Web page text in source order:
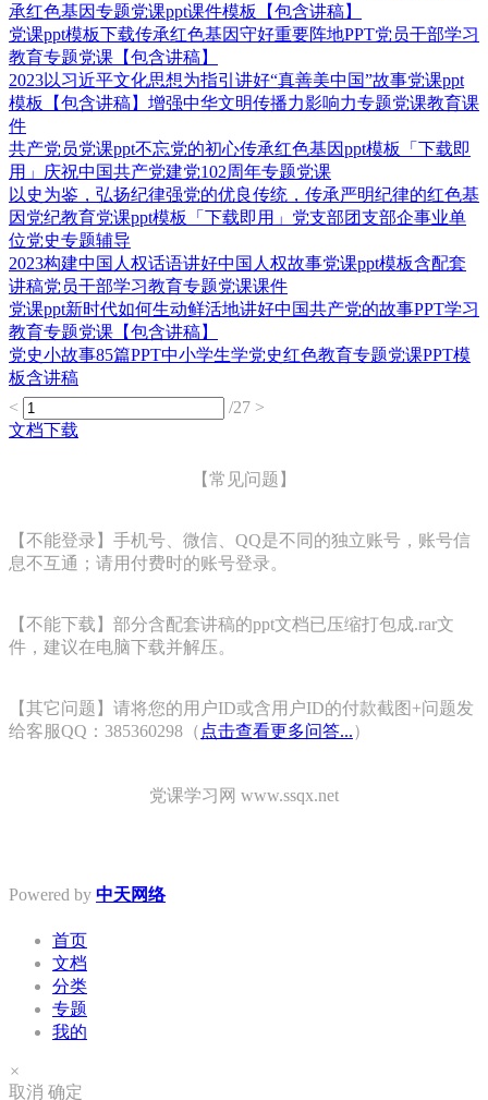
承红色基因专题党课ppt课件模板【包含讲稿】
党课ppt模板下载传承红色基因守好重要阵地PPT党员干部学习
教育专题党课【包含讲稿】
2023以习近平文化思想为指引讲好“真善美中国”故事党课ppt
模板【包含讲稿】增强中华文明传播力影响力专题党课教育课
件
共产党员党课ppt不忘党的初心传承红色基因ppt模板「下载即
用」庆祝中国共产党建党102周年专题党课
以史为鉴，弘扬纪律强党的优良传统，传承严明纪律的红色基
因党纪教育党课ppt模板「下载即用」党支部团支部企事业单
位党史专题辅导
2023构建中国人权话语讲好中国人权故事党课ppt模板含配套
讲稿党员干部学习教育专题党课课件
党课ppt新时代如何生动鲜活地讲好中国共产党的故事PPT学习
教育专题党课【包含讲稿】
党史小故事85篇PPT中小学生学党史红色教育专题党课PPT模
板含讲稿
<
/27 >
文档下载
【常见问题】
【不能登录】手机号、微信、QQ是不同的独立账号，账号信
息不互通；请用付费时的账号登录。
【不能下载】部分含配套讲稿的ppt文档已压缩打包成.rar文
件，建议在电脑下载并解压。
【其它问题】请将您的用户ID或含用户ID的付款截图+问题发
给客服QQ：385360298（ 点击查看更多问答...）
党课学习网 www.ssqx.net
Powered by 中天网络
首页
文档
分类
专题
我的
×
取消 确定